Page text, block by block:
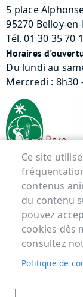
5 place
95270 Belloy-
Tél. 01 30 35 70
Horaires
Du lundi au
Mercredi : 8h30
Menu Pied
ACCUEIL
MENTIONS
DONNÉES
COOKIES
Ce site
contenus
du contenu
pouvez
cookies dès
consultez
Politique de